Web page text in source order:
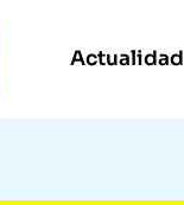
Actualidad